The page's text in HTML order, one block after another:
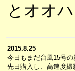
とオオ
2015.8.25
今日もまだ台風15号の
先日購入し、高速度撮